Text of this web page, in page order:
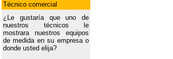
Técnico comercial
¿Le gustaría que uno de
nuestros técnicos le
mostrara nuestros equipos
de medida en su empresa o
donde usted elija?